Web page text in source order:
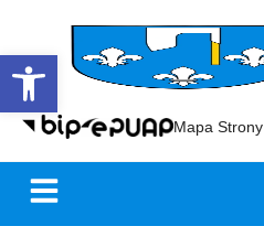
Open toolbar
Mapa Strony